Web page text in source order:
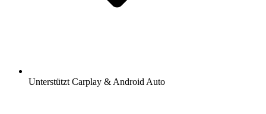
Unterstützt Carplay & Android Auto